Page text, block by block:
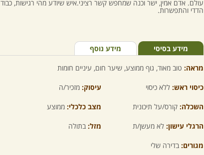
עולם. אדם אמין, ישר וכנה שמחפש קשר רציני.איש שיודע מהי רגישות, כבוד
הדדי והתפשרות.
מידע בסיסי מידע נוסף
מראה: טוב מאוד, גוף ממוצע, שיער חום, עיניים חומות
כיסוי ראש: ללא כיסוי עיסוק: מזכיר/ה
השכלה: קורס/על תיכונית מצב כלכלי: ממוצע
הרגלי עישון: לא מעשן/ת מזל: בתולה
מגורים: בדירה שלי